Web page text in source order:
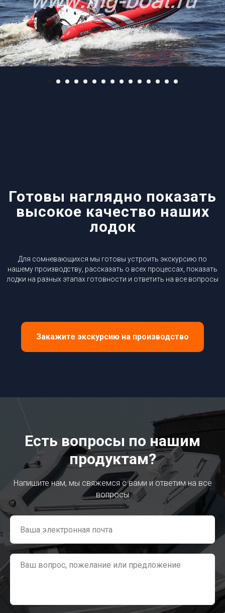
Готовы наглядно показать
высокое качество наших
лодок
Для сомневающихся мы готовы устроить экскурсию по
нашему производству, рассказать о всех процессах, показать
лодки на разных этапах готовности и ответить на все вопросы
Закажите экскурсию на производство
Есть вопросы по нашим
продуктам?
Напишите нам, мы свяжемся с вами и ответим на все
вопросы